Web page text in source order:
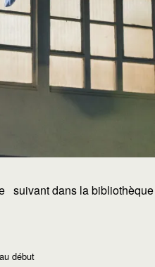
suivant dans la bibliothèque
début